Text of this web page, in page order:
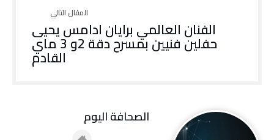
الفنان العالمي برايان ادامس يحيى
حفلين فنيين بمسرح دقة 2و 3 ماي
القادم